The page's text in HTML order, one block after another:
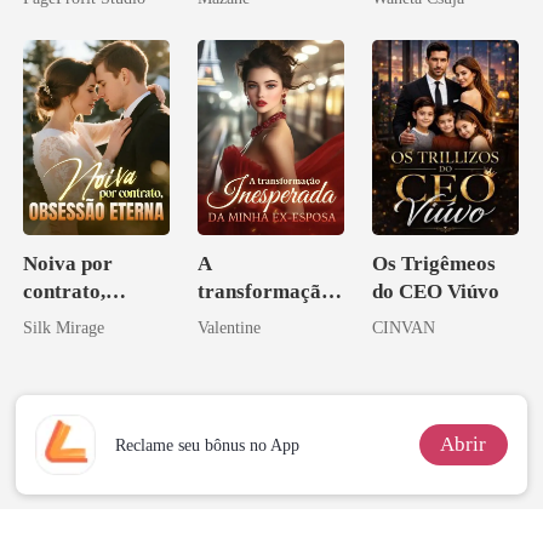
Noiva por
contrato,
obsessão eterna
Silk Mirage
A
transformação
inesperada da
Valentine
Os Trigêmeos
do CEO Viúvo
CINVAN
Reclame seu bônus no App Abrir